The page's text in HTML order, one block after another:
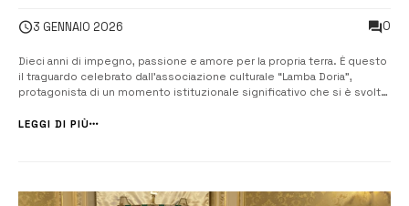
3 GENNAIO 2026 0
Dieci anni di impegno, passione e amore per la propria terra. È questo
il traguardo celebrato dall’associazione culturale “Lamba Doria”,
protagonista di un momento istituzionale significativo che si è svolto
rappresentanti dell’associazione per rendere omaggio a un percorso
LEGGI DI PIÙ